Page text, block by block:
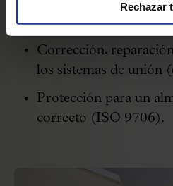
Rechazar
Tratamiento de
Corrección,
los sistemas de unión
Protección para un
correcto (ISO 9706).